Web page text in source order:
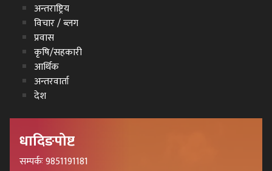
अन्तराष्ट्रिय
विचार / ब्लग
प्रवास
कृषि/सहकारी
आर्थिक
अन्तरवार्ता
देश
धादिङपोष्ट
सम्पर्कः 9851191181